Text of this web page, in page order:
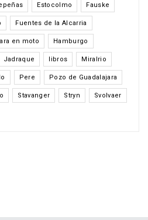
Estocolmo Fauske
Fuentes de la Alcarria
en moto Hamburgo
Jadraque libros Miralrio
Pere Pozo de Guadalajara
Stavanger Stryn Svolvaer